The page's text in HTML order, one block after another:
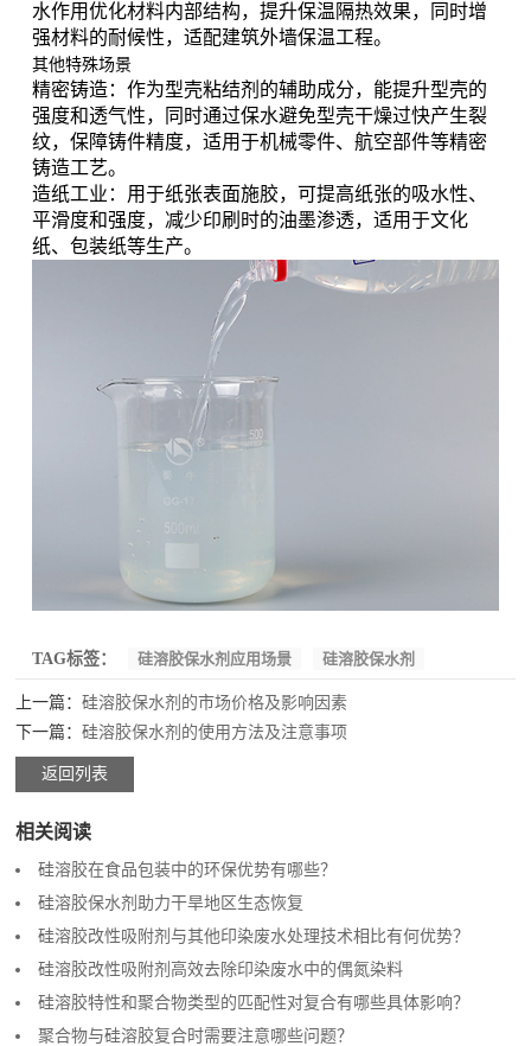
水作用优化材料内部结构，提升保温隔热效果，同时增
强材料的耐候性，适配建筑外墙保温工程。
其他特殊场景
精密铸造：作为型壳粘结剂的辅助成分，能提升型壳的
强度和透气性，同时通过保水避免型壳干燥过快产生裂
纹，保障铸件精度，适用于机械零件、航空部件等精密
铸造工艺。
造纸工业 ：用于纸张表面施胶，可提高纸张的吸水性、
平滑度和强度，减少印刷时的油墨渗透，适用于文化
纸、包装纸等生产。
TAG标签： 硅溶胶保水剂应用场景 硅溶胶保水剂
上一篇：硅溶胶保水剂的市场价格及影响因素
下一篇：硅溶胶保水剂的使用方法及注意事项
返回列表
相关阅读
硅溶胶在食品包装中的环保优势有哪些？
硅溶胶保水剂助力干旱地区生态恢复
硅溶胶改性吸附剂与其他印染废水处理技术相比有何优势？
硅溶胶改性吸附剂高效去除印染废水中的偶氮染料
硅溶胶特性和聚合物类型的匹配性对复合有哪些具体影响？
聚合物与硅溶胶复合时需要注意哪些问题？